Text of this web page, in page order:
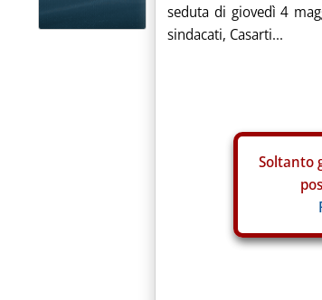
seduta di giovedì 4
sindacati, Casarti...
Soltanto